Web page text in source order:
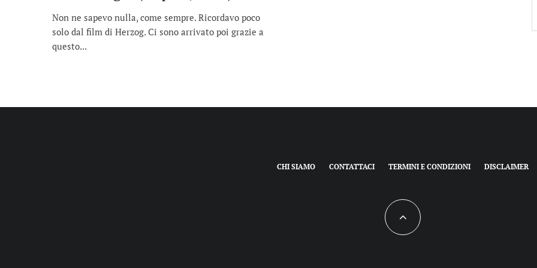
Non ne sapevo nulla, come sempre. Ricordavo poco
solo dal film di Herzog. Ci sono arrivato poi grazie a
questo...
CHI SIAMO CONTATTACI TERMINI E CONDIZIONI DISCLAIMER